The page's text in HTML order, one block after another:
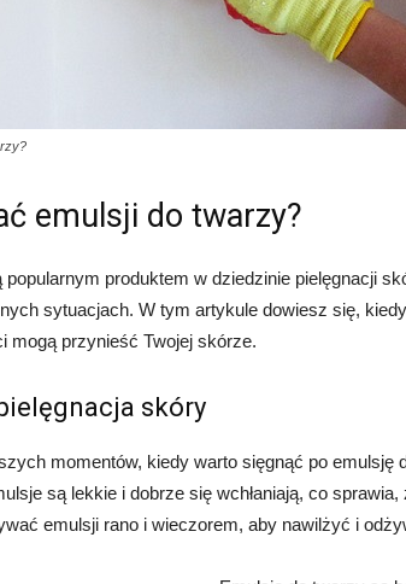
emulsji do twarzy?
produktem w dziedzinie pielęgnacji
sytuacjach. W tym artykule dowiesz się,
mogą przynieść Twojej skórze.
skóry
momentów, kiedy warto sięgnąć po emulsję
są lekkie i dobrze się wchłaniają, co
emulsji rano i wieczorem, aby nawilżyć i